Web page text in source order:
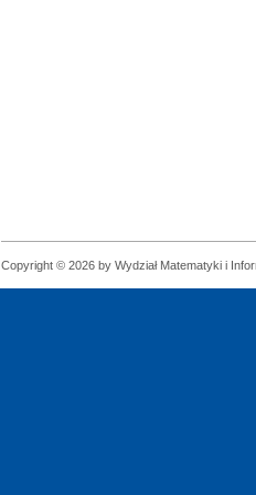
Copyright © 2026 by Wydział Matematyki i